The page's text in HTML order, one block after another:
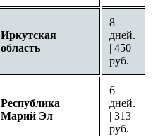
Иркутская
область
8
дней.
| 450
руб.
Республика
Марий Эл
6
дней.
| 313
руб.